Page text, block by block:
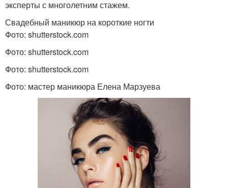
эксперты с многолетним стажем.
Свадебный маникюр на короткие ногти
Фото: shutterstock.com
Фото: shutterstock.com
Фото: shutterstock.com
Фото: мастер маникюра Елена Марзуева